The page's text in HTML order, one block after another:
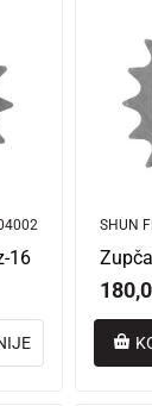
16
SHUN